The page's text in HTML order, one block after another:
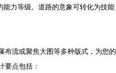
力等级。道路的意象可转化为技能
布流或聚焦大图等多种版式，为您的
要点包括：